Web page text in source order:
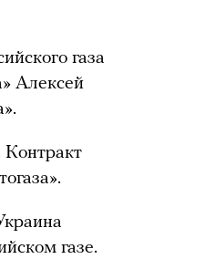
газа
Алексей
Контракт
газе.